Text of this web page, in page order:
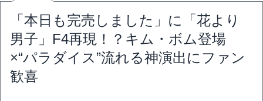
「本日も完売しました」に「花より
男子」F4再現！？キム・ボム登場
×“パラダイス”流れる神演出にファン
歓喜